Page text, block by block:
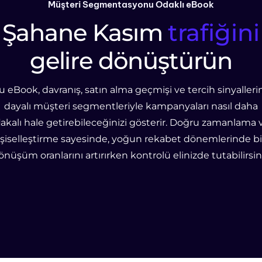
Müşteri Segmentasyonu Odaklı eBook
Şahane Kasımtrafiğini
gelire dönüştürün
eBook, davranış, satın alma geçmişi ve tercih
dayalı müşteri segmentleriyle kampanyaları nasıl daha
hale getirebileceğinizi gösterir. Doğru zamanlama
sayesinde, yoğun rekabet dönemlerinde
oranlarını artırırken kontrolü elinizde